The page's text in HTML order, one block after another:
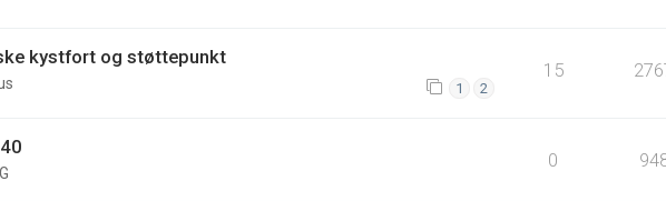
kystfort og støttepunkt
1 2
15
0